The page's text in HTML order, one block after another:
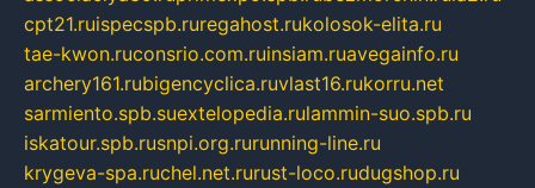
cpt21.ruispecspb.ruregahost.rukolosok-elita.ru
tae-kwon.ruconsrio.com.ruinsiam.ruavegainfo.ru
archery161.rubigencyclica.ruvlast16.rukorru.net
sarmiento.spb.suextelopedia.rulammin-suo.spb.ru
iskatour.spb.rusnpi.org.rurunning-line.ru
krygeva-spa.ruchel.net.rurust-loco.rudugshop.ru